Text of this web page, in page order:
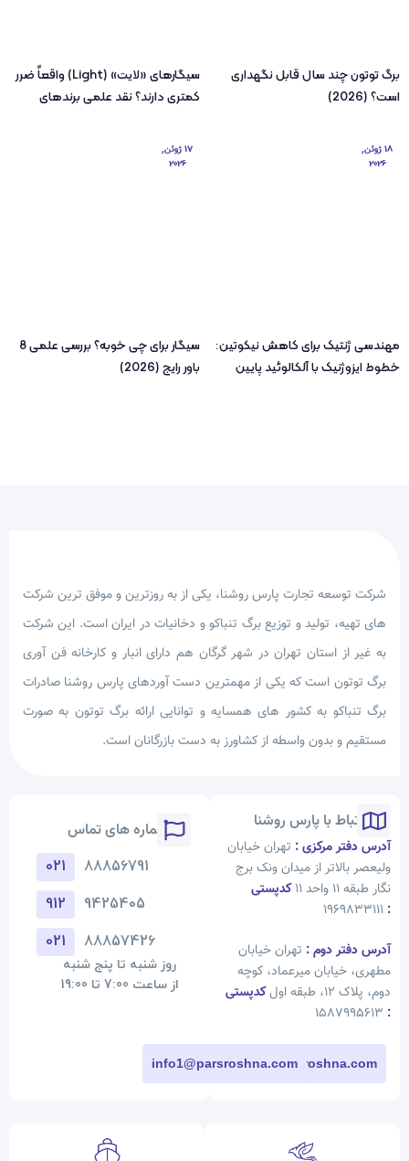
برگ توتون چند سال قابل نگهداری
است؟ (2026)
سیگارهای «لایت» (Light) واقعاً ضرر
کمتری دارند؟ نقد علمی برندهای
مهندسی ژنتیک برای کاهش نیکوتین:
خطوط ایزوژنیک با آلکالوئید پایین
18 ژوئن,
2026
سیگار برای چی خوبه؟ بررسی علمی 8
باور رایج (2026)
17 ژوئن,
2026
شرکت توسعه تجارت پارس روشنا، یکی از به روزترین و موفق ترین شرکت
های تهیه، تولید و توزیع برگ تنباکو و دخانیات در ایران است. این شرکت
به غیر از استان تهران در شهر گرگان هم دارای انبار و کارخانه فن آوری
برگ توتون است که یکی از مهمترین دست آوردهای پارس روشنا صادرات
برگ تنباکو به کشور های همسایه و توانایی ارائه برگ توتون به صورت
مستقیم و بدون واسطه از کشاورز به دست بازرگانان است.
شماره های تماس
021
88856791
912
9425405
021
88857426
روز شنبه تا پنج شنبه
از ساعت 7:00 تا 19:00
ارتباط با پارس روشنا
آدرس دفتر مرکزی : تهران خیابان
ولیعصر بالاتر از میدان ونک برج
نگار طبقه 11 واحد 11
کدپستی
:
آدرس دفتر دوم: تهران خیابان
مطهری، خیابان میرعماد، کوچه
دوم، پلاک 12، طبقه اول
کدپستی
:
info@parsroshna.com
info1@parsroshna.com